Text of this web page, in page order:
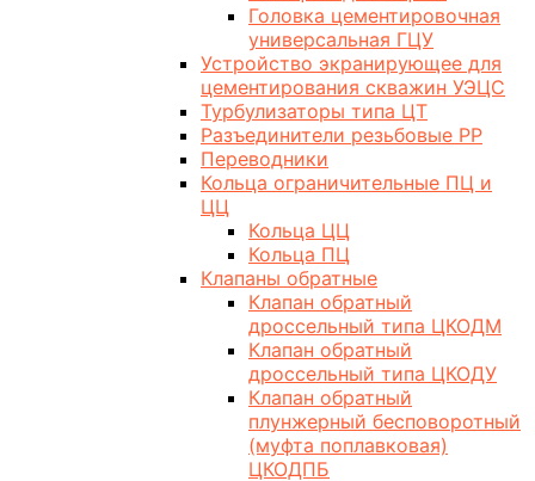
Головка цементировочная
универсальная ГЦУ
Устройство экранирующее для
цементирования скважин УЭЦС
Турбулизаторы типа ЦТ
Разъединители резьбовые РР
Переводники
Кольца ограничительные ПЦ и
ЦЦ
Кольца ЦЦ
Кольца ПЦ
Клапаны обратные
Клапан обратный
дроссельный типа ЦКОДМ
Клапан обратный
дроссельный типа ЦКОДУ
Клапан обратный
плунжерный бесповоротный
(муфта поплавковая)
ЦКОДПБ